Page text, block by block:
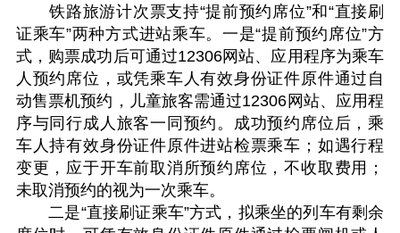
铁路旅游计次票支持“提前预约席位”和“直接刷
证乘车”两种方式进站乘车。一是“提前预约席位”方
式，购票成功后可通过12306网站、应用程序为乘车
人预约席位，或凭乘车人有效身份证件原件通过自
动售票机预约，儿童旅客需通过12306网站、应用程
序与同行成人旅客一同预约。成功预约席位后，乘
车人持有效身份证件原件进站检票乘车；如遇行程
变更，应于开车前取消所预约席位，不收取费用；
未取消预约的视为一次乘车。
二是“直接刷证乘车”方式，拟乘坐的列车有剩余